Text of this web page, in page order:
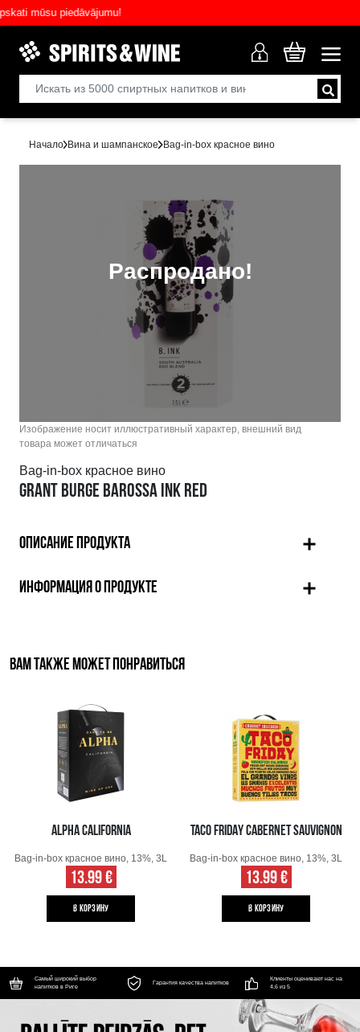
mūsu piedāvājumu!
Начало Вина и шампанское Bag-in-box красное вино
Распродано!
Изображение носит иллюстративный характер, внешний вид
товара может отличаться
Bag-in-box красное вино
GRANT BURGE BAROSSA INK RED
ОПИСАНИЕ ПРОДУКТА
ИНФОРМАЦИЯ О ПРОДУКТЕ
ВАМ ТАКЖЕ МОЖЕТ ПОНРАВИТЬСЯ
ALPHA CALIFORNIA
Bag-in-box красное вино, 13%, 3L
13.99 €
B КОРЗИНУ
TACO FRIDAY CABERNET SAUVIGNON
Bag-in-box красное вино, 13%, 3L
13.99 €
B КОРЗИНУ
Самый широкий выбор
напитков в Риге
Гарантия качества напитков
Клиенты оценивают нас на
4,6 из 5